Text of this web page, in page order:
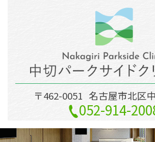
〒462-0051 名古屋市北区
052-914-